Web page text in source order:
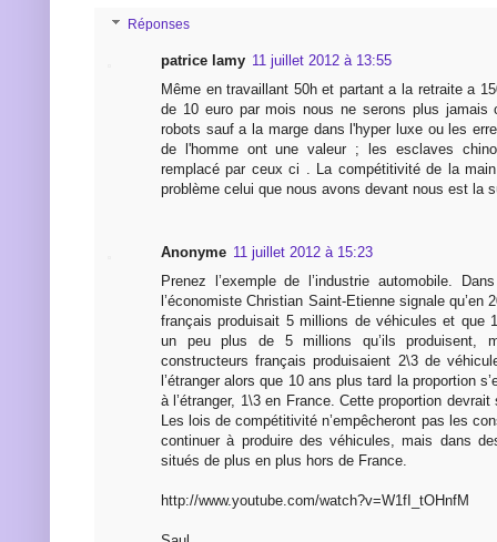
Réponses
patrice lamy 11 juillet 2012 à 13:55
Même en travaillant 50h et partant a la retraite a
de 10 euro par mois nous ne serons plus jamais
robots sauf a la marge dans l'hyper luxe ou les
de l'homme ont une valeur ; les esclaves
remplacé par ceux ci . La compétitivité de la
problème celui que nous avons devant nous est la
Anonyme 11 juillet 2012 à 15:23
Prenez l’exemple de l’industrie automobile.
l’économiste Christian Saint-Etienne signale qu’en
français produisait 5 millions de véhicules et que
un peu plus de 5 millions qu’ils produisent,
constructeurs français produisaient 2\3 de
l’étranger alors que 10 ans plus tard la proportion
à l’étranger, 1\3 en France. Cette proportion devrait
Les lois de compétitivité n’empêcheront pas les
continuer à produire des véhicules, mais dans
situés de plus en plus hors de France.
http://www.youtube.com/watch?v=W1fI_tOHnfM